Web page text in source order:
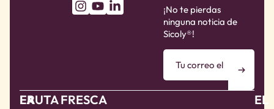
¡No te pierdas
ninguna noticia de
Sicoly®!
LA
FRUTA FRESCA
EL